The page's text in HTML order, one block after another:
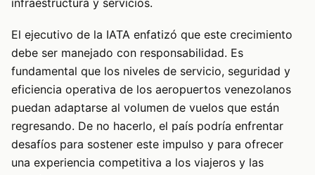
infraestructura y servicios.
El ejecutivo de la IATA enfatizó que este crecimiento
debe ser manejado con responsabilidad. Es
fundamental que los niveles de servicio, seguridad y
eficiencia operativa de los aeropuertos venezolanos
puedan adaptarse al volumen de vuelos que están
regresando. De no hacerlo, el país podría enfrentar
desafíos para sostener este impulso y para ofrecer
una experiencia competitiva a los viajeros y las